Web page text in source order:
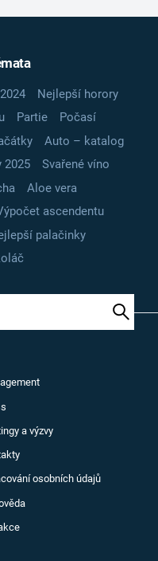
Nejlepší horory
Partie
Počasí
Auto – katalog
2025
Svařené víno
Aloe vera
ascendentu
palačinky
a výzvy
osobních údajů